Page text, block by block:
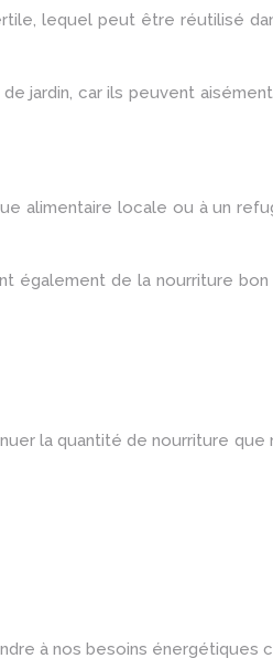
lequel peut être réutilisé
jardin, car ils peuvent
alimentaire locale ou à un
également de la nourriture
la quantité de nourriture que
à nos besoins énergétiques